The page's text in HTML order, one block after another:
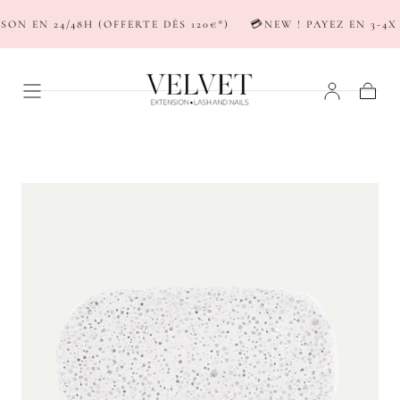
PASSER AU
CONTENU
EN 24/48H (OFFERTE DÈS 120€*) 💳NEW ! PAYEZ EN 3-4X